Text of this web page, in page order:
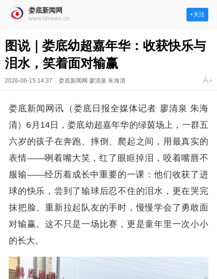
娄底新闻网
www.ldnews.cn
+关注
图说｜娄底幼超嘉年华：收获快乐与
泪水，笑着面对输赢
2026-06-15 14:37 娄底新闻网 廖清泉 朱海清
娄底新闻网讯（娄底日报全媒体记者 廖清泉 朱海
清）6月14日，娄底幼超嘉年华的绿茵场上，一群五
六岁的孩子在奔跑、摔倒、爬起之间，用最真实的
表情——咧着嘴大笑，红了眼眶掉泪，咬着嘴唇不
服输——经历着成长中重要的一课：他们收获了进
球的快乐，尝到了输球后忍不住的泪水，更在哭完
抹把脸、重新拉起队友的手时，慢慢学会了勇敢面
对输赢。这不只是一场比赛，更是童年里一次小小
的长大。